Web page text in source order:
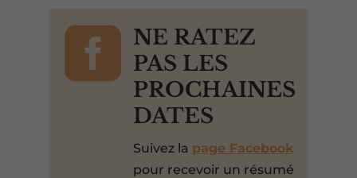

NE RATEZ
PAS LES
PROCHAINES
DATES
Suivez la page Facebook
pour recevoir un résumé